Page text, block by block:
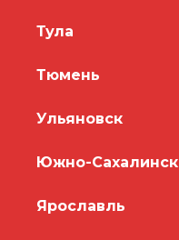
Тула
Тюмень
Ульяновск
Южно-Сахалинск
Ярославль